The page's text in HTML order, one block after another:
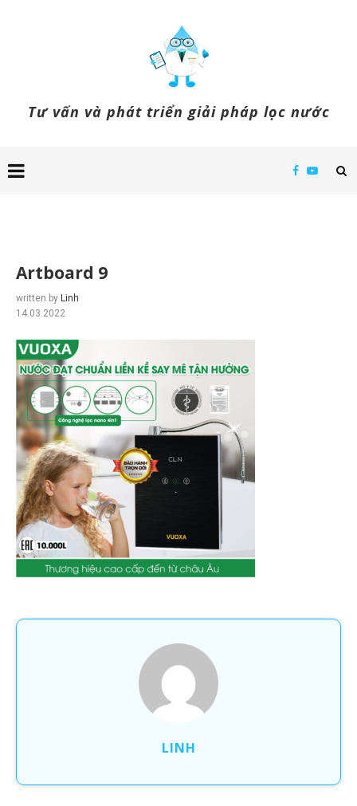
Tư vấn và phát triển giải pháp lọc nước
Artboard 9
written by Linh
14.03.2022
LINH